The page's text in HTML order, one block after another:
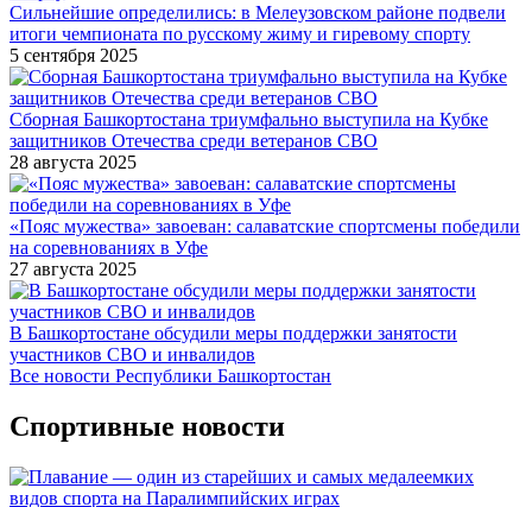
Сильнейшие определились: в Мелеузовском районе подвели
итоги чемпионата по русскому жиму и гиревому спорту
5 сентября 2025
Сборная Башкортостана триумфально выступила на Кубке
защитников Отечества среди ветеранов СВО
28 августа 2025
«Пояс мужества» завоеван: салаватские спортсмены победили
на соревнованиях в Уфе
27 августа 2025
В Башкортостане обсудили меры поддержки занятости
участников СВО и инвалидов
Все новости Республики Башкортостан
Спортивные новости